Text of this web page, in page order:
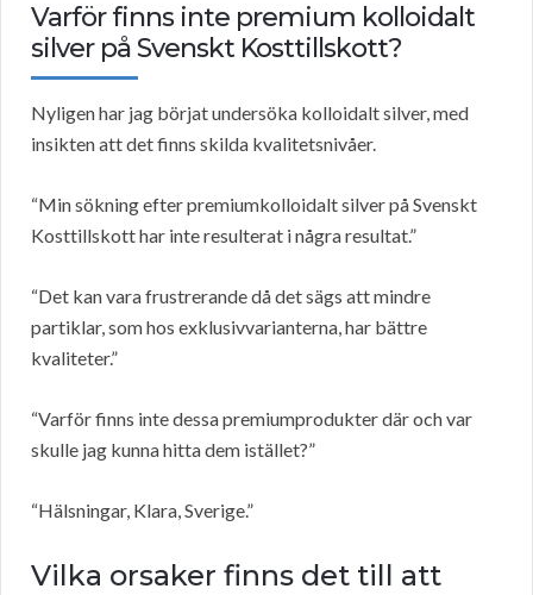
Varför finns inte premium kolloidalt
silver på Svenskt Kosttillskott?
Nyligen har jag börjat undersöka kolloidalt silver, med
insikten att det finns skilda kvalitetsnivåer.
“Min sökning efter premiumkolloidalt silver på Svenskt
Kosttillskott har inte resulterat i några resultat.”
“Det kan vara frustrerande då det sägs att mindre
partiklar, som hos exklusivvarianterna, har bättre
kvaliteter.”
“Varför finns inte dessa premiumprodukter där och var
skulle jag kunna hitta dem istället?”
“Hälsningar, Klara, Sverige.”
Vilka orsaker finns det till att